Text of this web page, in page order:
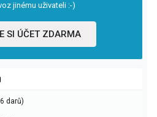
jinému uživateli :-)
SI ÚČET ZDARMA
darů)